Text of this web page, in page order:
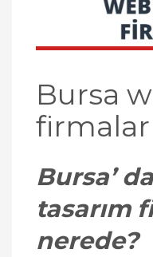
Bursa
Bursa’
tasarım
nerede?